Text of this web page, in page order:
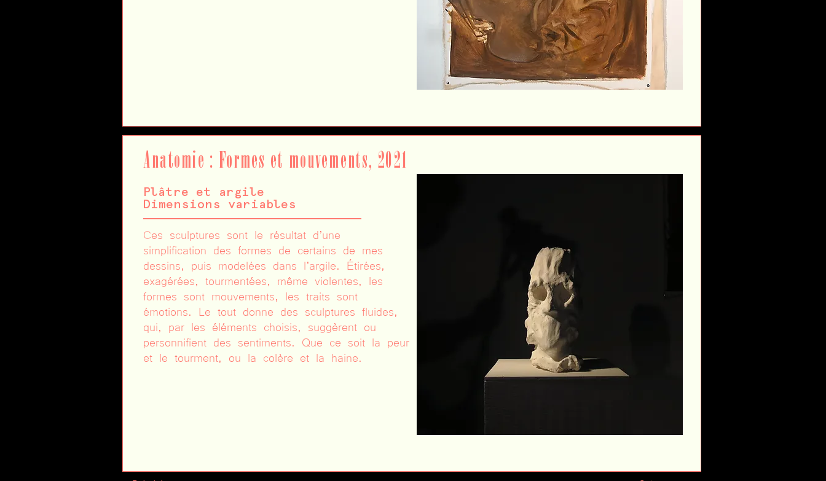
Anatomie : Formes et mouvements, 2021
Plâtre et argile
Dimensions variables
Ces sculptures sont le résultat d’une
simplification des formes de certains de mes
dessins, puis modelées dans l’argile. Étirées,
exagérées, tourmentées, même violentes, les
formes sont mouvements, les traits sont
émotions. Le tout donne des sculptures fluides,
qui, par les éléments choisis, suggèrent ou
personnifient des sentiments. Que ce soit la peur
et le tourment, ou la colère et la haine.